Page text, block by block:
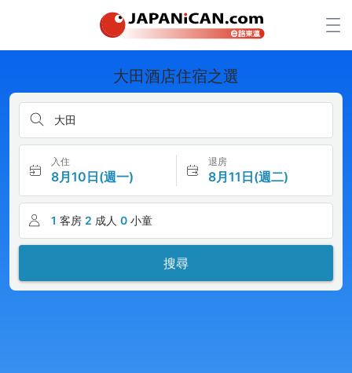
大田酒店住宿之選
大田
入住
8月10日(週一)
退房
8月11日(週二)
1 客房 2 成人 0 小童
搜尋